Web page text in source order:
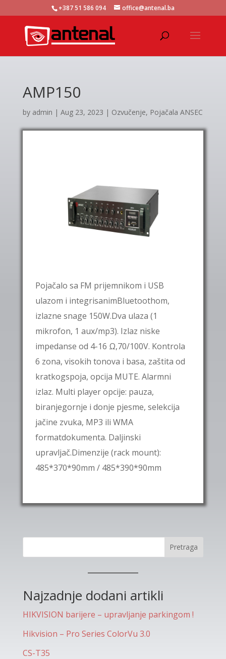
+387 51 586 094 office@antenal.ba
AMP150
by admin | Aug 23, 2023 | Ozvučenje, Pojačala ANSEC
Pojačalo sa FM prijemnikom i USB
ulazom i integrisanimBluetoothom,
izlazne snage 150W.Dva ulaza (1
mikrofon, 1 aux/mp3). Izlaz niske
impedanse od 4-16 Ω,70/100V. Kontrola
6 zona, visokih tonova i basa, zaštita od
kratkogspoja, opcija MUTE. Alarmni
izlaz. Multi player opcije: pauza,
biranjegornje i donje pjesme, selekcija
jačine zvuka, MP3 ili WMA
formatdokumenta. Daljinski
upravljač.Dimenzije (rack mount):
485*370*90mm / 485*390*90mm
Pretraga
Najzadnje dodani artikli
HIKVISION barijere – upravljanje parkingom !
Hikvision – Pro Series ColorVu 3.0
CS-T35